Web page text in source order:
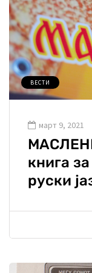
ВЕСТИ
март 9, 2021
книга
руски